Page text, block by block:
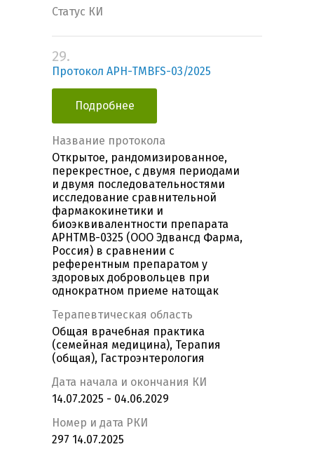
Статус КИ
29.
Протокол APH-TMBFS-03/2025
Подробнее
Название протокола
Открытое, рандомизированное,
перекрестное, с двумя периодами
и двумя последовательностями
исследование сравнительной
фармакокинетики и
биоэквивалентности препарата
APHTMB-0325 (ООО Эдвансд Фарма,
Россия) в сравнении с
референтным препаратом у
здоровых добровольцев при
однократном приеме натощак
Терапевтическая область
Общая врачебная практика
(семейная медицина), Терапия
(общая), Гастроэнтерология
Дата начала и окончания КИ
14.07.2025 - 04.06.2029
Номер и дата РКИ
297 14.07.2025